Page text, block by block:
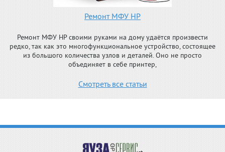
Ремонт МФУ HP
Ремонт МФУ HP своими руками на дому удаётся произвести
редко, так как это многофункциональное устройство, состоящее
из большого количества узлов и деталей. Оно не просто
объединяет в себе принтер,
Смотреть все статьи